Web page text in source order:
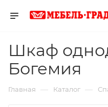
Шкаф
Богемия
Главная — Каталог —